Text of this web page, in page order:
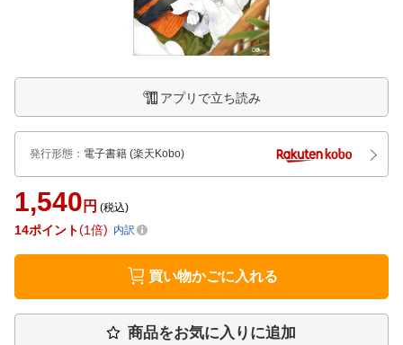
アプリで立ち読み
発行形態 ： 電子書籍 (楽天Kobo)
1,540 円 (税込)
14ポイント 1倍 内訳
買い物かごに入れる
商品をお気に入りに追加